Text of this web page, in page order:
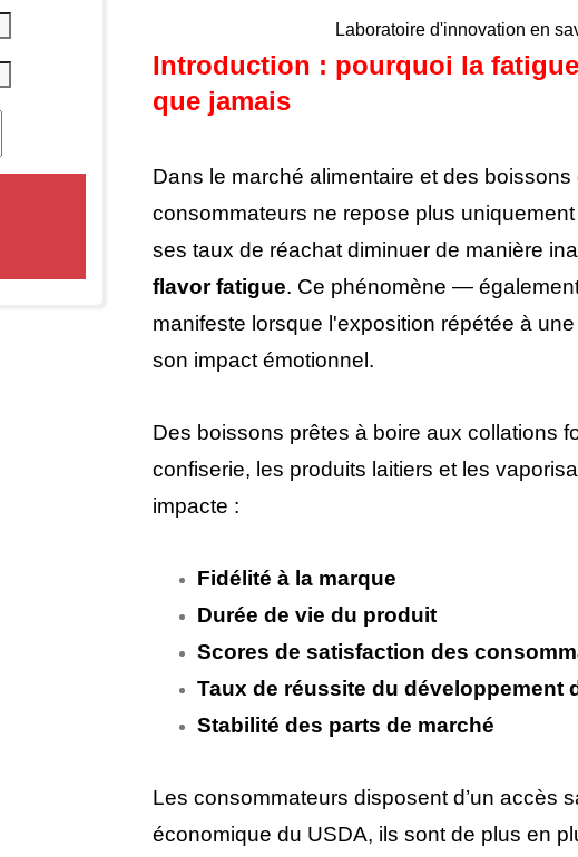
Laboratoire d'innovation en
Introduction : pourquoi la
que jamais
Dans le marché alimentaire et des
consommateurs ne repose plus
ses taux de réachat diminuer de manière
flavor fatigue. Ce phénomène —
manifeste lorsque l'exposition répétée à
son impact émotionnel.
Des boissons prêtes à boire aux collations
confiserie, les produits laitiers et les
impacte :
Fidélité à la marque
Durée de vie du produit
Scores de satisfaction des
Taux de réussite du développement
Stabilité des parts de marché
Les consommateurs disposent d’un accès
économique du USDA, ils sont de plus en